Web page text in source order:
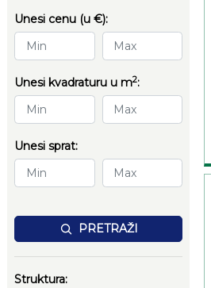
Unesi cenu (u €):
Unesi kvadraturu u m2:
Unesi sprat:
PRETRAŽI
Struktura: